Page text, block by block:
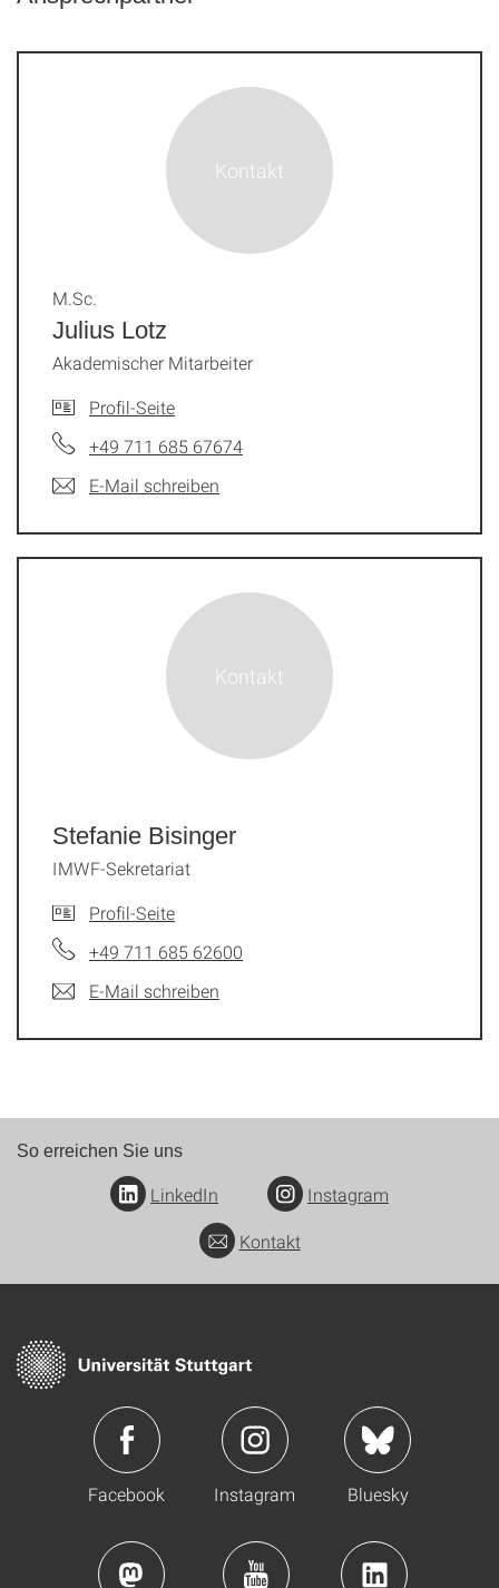
Julius Lotz
M.Sc.
Akademischer Mitarbeiter
Profil-Seite
+49 711 685 67674
E-Mail schreiben
Stefanie Bisinger
IMWF-Sekretariat
Profil-Seite
+49 711 685 62600
E-Mail schreiben
So erreichen Sie uns
LinkedIn
Instagram
Kontakt
Facebook Instagram Bluesky